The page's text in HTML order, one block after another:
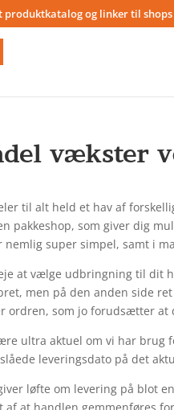
produktkatalog og linker til
vækster
til alt held et hav af
pakkeshop, som giver dig
nemlig super simpel, samt i
at vælge udbringning til dit
men på den anden side
ordren, som jo forudsætter
ultra aktuel om vi har
leveringsdato på det
løfte om levering på blot